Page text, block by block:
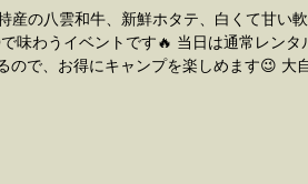
産の八雲和牛、新鮮ホタテ、白くて甘い軟
トです🔥 当日は通常レンタル
、お得にキャンプを楽しめます😉 大自